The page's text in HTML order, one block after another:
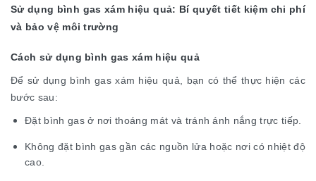
Sử dụng bình gas xám hiệu quả: Bí quyết tiết kiệm chi phí
và bảo vệ môi trường
Cách sử dụng bình gas xám hiệu quả
Để sử dụng bình gas xám hiệu quả, bạn có thể thực hiện các
bước sau:
Đặt bình gas ở nơi thoáng mát và tránh ánh nắng trực tiếp.
Không đặt bình gas gần các nguồn lửa hoặc nơi có nhiệt độ
cao.